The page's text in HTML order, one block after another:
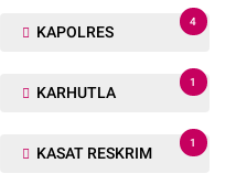
KAPOLRES
4
KARHUTLA
1
KASAT RESKRIM
1